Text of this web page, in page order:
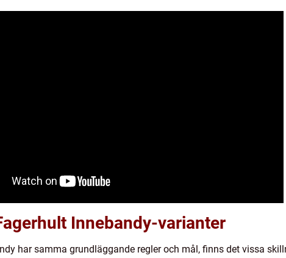
Innebandy-varianter
har samma grundläggande regler och mål, finns det vissa